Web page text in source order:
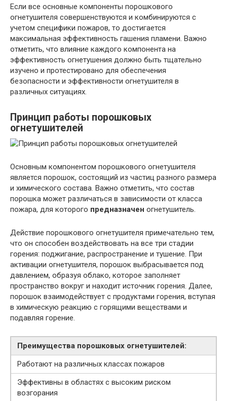
Если все основные компоненты порошкового
огнетушителя совершенствуются и комбинируются с
учетом специфики пожаров, то достигается
максимальная эффективность гашения пламени. Важно
отметить, что влияние каждого компонента на
эффективность огнетушения должно быть тщательно
изучено и протестировано для обеспечения
безопасности и эффективности огнетушителя в
различных ситуациях.
Принцип работы порошковых
огнетушителей
Основным компонентом порошкового огнетушителя
является порошок, состоящий из частиц разного размера
и химического состава. Важно отметить, что состав
порошка может различаться в зависимости от класса
пожара, для которого предназначен огнетушитель.
Действие порошкового огнетушителя примечательно тем,
что он способен воздействовать на все три стадии
горения: поджигание, распространение и тушение. При
активации огнетушителя, порошок выбрасывается под
давлением, образуя облако, которое заполняет
пространство вокруг и находит источник горения. Далее,
порошок взаимодействует с продуктами горения, вступая
в химическую реакцию с горящими веществами и
подавляя горение.
Преимущества порошковых огнетушителей:
Работают на различных классах пожаров
Эффективны в областях с высоким риском
возгорания